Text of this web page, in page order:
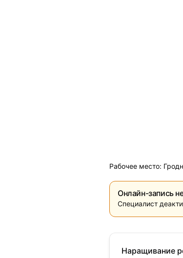
Рабочее место:
Онлайн-запись
Специалист
Наращивание